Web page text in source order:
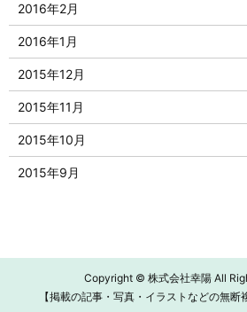
2016年2月
2016年1月
2015年12月
2015年11月
2015年10月
2015年9月
Copyright © 株式会社幸陽 All
【掲載の記事・写真・イラストなどの無断